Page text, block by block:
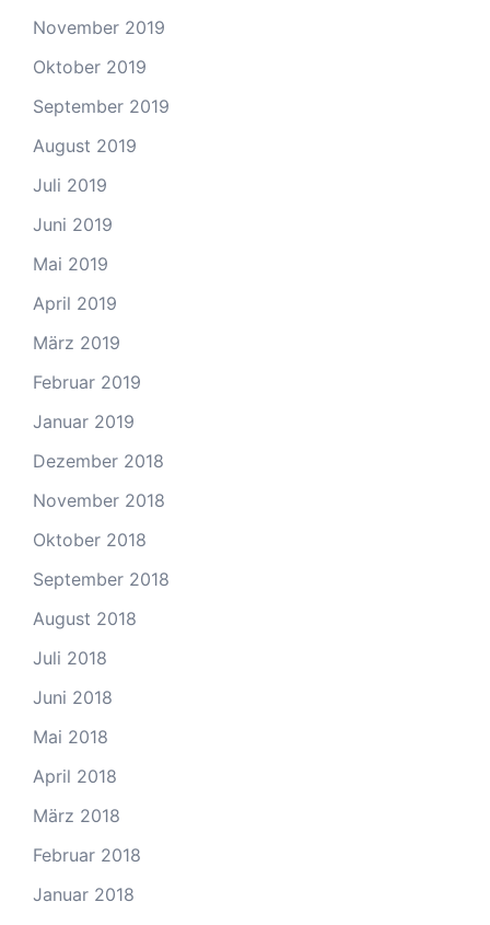
November 2019
Oktober 2019
September 2019
August 2019
Juli 2019
Juni 2019
Mai 2019
April 2019
März 2019
Februar 2019
Januar 2019
Dezember 2018
November 2018
Oktober 2018
September 2018
August 2018
Juli 2018
Juni 2018
Mai 2018
April 2018
März 2018
Februar 2018
Januar 2018